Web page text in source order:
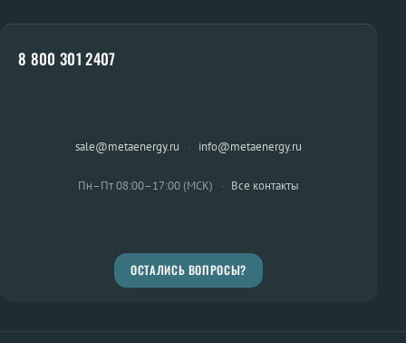
8 800 301 2407
sale@metaenergy.ru · info@metaenergy.ru
Пн–Пт 08:00–17:00 (МСК) · Все контакты
ОСТАЛИСЬ ВОПРОСЫ?